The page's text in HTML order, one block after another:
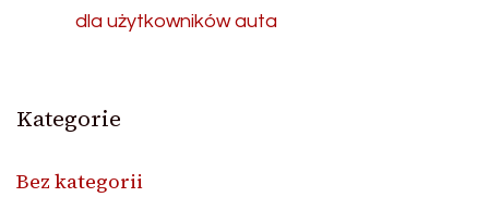
dla użytkowników auta
Kategorie
Bez kategorii